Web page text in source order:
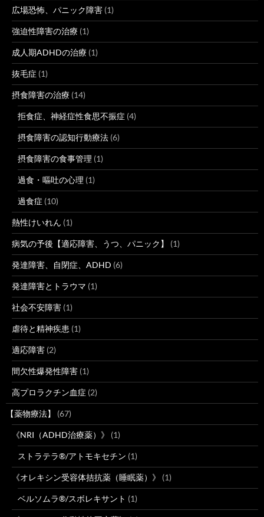
広場恐怖、パニック障害 (1)
強迫性障害の治療 (1)
成人期ADHDの治療 (1)
抜毛症 (1)
摂食障害の治療 (14)
拒食症、神経症性食思不振症 (4)
摂食障害の認知行動療法 (6)
摂食障害の食事管理 (1)
過食・嘔吐の心理 (1)
過食症 (10)
熱性けいれん (1)
病気の予後【適応障害、うつ、パニック】 (1)
発達障害、自閉症、ADHD (6)
発達障害とトラウマ (1)
社会不安障害 (1)
虐待と精神疾患 (1)
適応障害 (2)
間欠性爆発性障害 (1)
高プロラクチン血症 (2)
【薬物療法】 (67)
《NRI（ADHD治療薬）》 (1)
ストラテラ®/アトモキセチン (1)
《オレキシン受容体拮抗薬（睡眠薬）》 (1)
ベルソムラ®/スボレキサント (1)